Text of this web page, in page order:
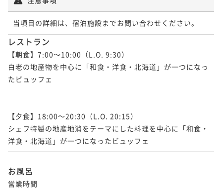
当項目の詳細は、宿泊施設までお問い合わせください。
レストラン
【朝食】7:00～10:00（L.O. 9:30）
白老の地産物を中心に「和食・洋食・北海道」が一つになっ
たビュッフェ
【夕食】18:00～20:30（L.O. 20:15）
シェフ特製の地産地消をテーマにした料理を中心に「和食・
洋食・北海道」が一つになったビュッフェ
お風呂
営業時間